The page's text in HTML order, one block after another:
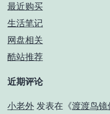
最近购买
生活笔记
网盘相关
酷站推荐
近期评论
小老外 发表在《渡渡鸟镜